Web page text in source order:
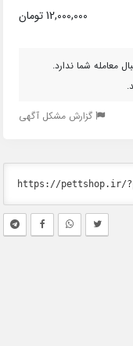
12,000,000 تومان
معامله شما ندارد.
گزارش مشکل آگهی